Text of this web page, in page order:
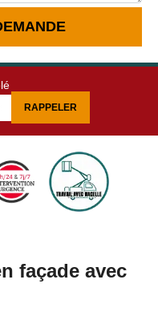
façade avec